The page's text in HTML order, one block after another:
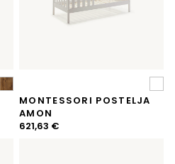
MONTESSORI POSTELJA
AMON
621,63 €